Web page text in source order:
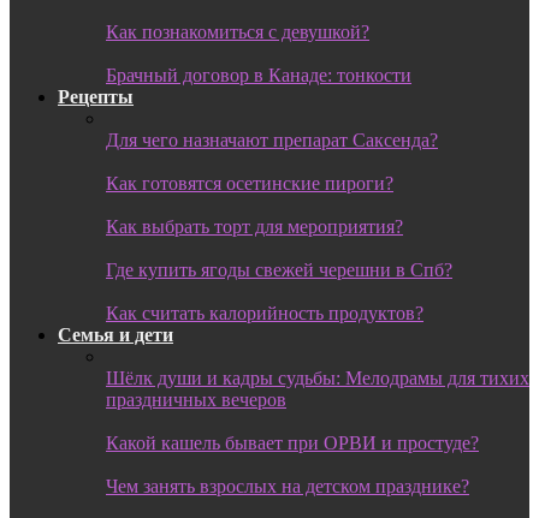
Как познакомиться с девушкой?
Брачный договор в Канаде: тонкости
Рецепты
Для чего назначают препарат Саксенда?
Как готовятся осетинские пироги?
Как выбрать торт для мероприятия?
Где купить ягоды свежей черешни в Спб?
Как считать калорийность продуктов?
Семья и дети
Шёлк души и кадры судьбы: Мелодрамы для тихих
праздничных вечеров
Какой кашель бывает при ОРВИ и простуде?
Чем занять взрослых на детском празднике?